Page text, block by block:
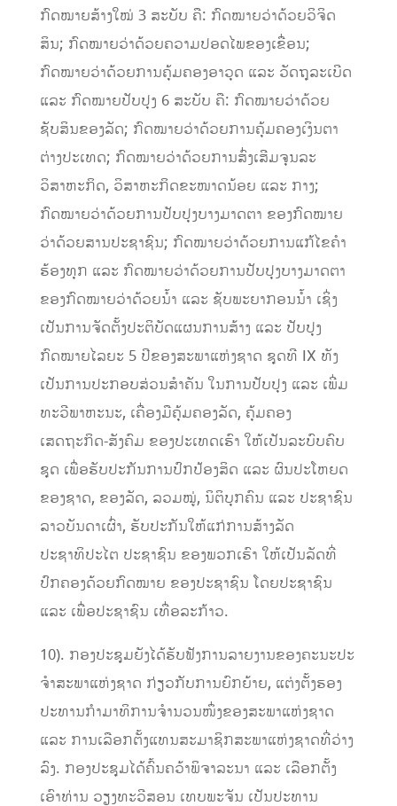
ກົດໝາຍສ້າງໃໝ່ 3 ສະບັບ ຄື: ກົດໝາຍວ່າດ້ວຍວິຈິດ
ສິນ; ກົດໝາຍວ່າດ້ວຍຄວາມປອດໄພຂອງເຂື່ອນ;
ກົດໝາຍວ່າດ້ວຍການຄຸ້ມຄອງອາວຸດ ແລະ ວັດຖຸລະເບີດ
ແລະ ກົດໝາຍປັບປຸງ 6 ສະບັບ ຄື: ກົດໝາຍວ່າດ້ວຍ
ຊັບສິນຂອງລັດ; ກົດໝາຍວ່າດ້ວຍການຄຸ້ມຄອງເງິນຕາ
ຕ່າງປະເທດ; ກົດໝາຍວ່າດ້ວຍການສົ່ງເສີມຈຸນລະ
ວິສາຫະກິດ, ວິສາຫະກິດຂະໜາດນ້ອຍ ແລະ ກາງ;
ກົດໝາຍວ່າດ້ວຍການປັບປຸງບາງມາດຕາ ຂອງກົດໝາຍ
ວ່າດ້ວຍສານປະຊາຊົນ; ກົດໝາຍວ່າດ້ວຍການແກ້ໄຂຄໍາ
ຮ້ອງທຸກ ແລະ ກົດໝາຍວ່າດ້ວຍການປັບປຸງບາງມາດຕາ
ຂອງກົດໝາຍວ່າດ້ວຍນໍ້າ ແລະ ຊັບພະຍາກອນນໍ້າ ເຊິ່ງ
ເປັນການຈັດຕັ້ງປະຕິບັດແຜນການສ້າງ ແລະ ປັບປຸງ
ກົດໝາຍໄລຍະ 5 ປີຂອງສະພາແຫ່ງຊາດ ຊຸດທີ IX ທັງ
ເປັນການປະກອບສ່ວນສຳຄັນ ໃນການປັບປຸງ ແລະ ເພີ່ມ
ທະວີພາຫະນະ, ເຄື່ອງມືຄຸ້ມຄອງລັດ, ຄຸ້ມຄອງ
ເສດຖະກິດ-ສັງຄົມ ຂອງປະເທດເຮົາ ໃຫ້ເປັນລະບົບຄົບ
ຊຸດ ເພື່ອຮັບປະກັນການປົກປ້ອງສິດ ແລະ ຜົນປະໂຫຍດ
ຂອງຊາດ,​ ຂອງລັດ, ລວມໝູ່, ​ນິຕິບຸກຄົນ ແລະ ປະຊາຊົນ
ລາວບັນດາເຜົ່າ, ຮັບປະກັນໃຫ້ແກ່ການສ້າງລັດ
ປະຊາທິປະໄຕ ປະຊາຊົນ ຂອງພວກເຮົາ ໃຫ້ເປັນລັດທີ່
ປົກຄອງດ້ວຍກົດໝາຍ ຂອງປະຊາຊົນ ໂດຍປະຊາຊົນ
ແລະ ເພື່ອປະຊາຊົນ ເທື່ອລະກ້າວ.
10). ກອງປະຊຸມຍັງໄດ້ຮັບຟັງການລາຍງານຂອງຄະນະປະ
ຈໍາສະພາແຫ່ງຊາດ ກ່ຽວກັບການຍົກຍ້າຍ, ແຕ່ງຕັ້ງຮອງ
ປະທານກໍາມາທິການຈໍານວນໜຶ່ງຂອງສະພາແຫ່ງຊາດ
ແລະ ການເລືອກຕັ້ງແທນສະມາຊິກສະພາແຫ່ງຊາດທີ່ວ່າງ
ລົງ. ກອງປະຊຸມໄດ້ຄົ້ນຄວ້າພິຈາລະນາ ແລະ ເລືອກຕັ້ງ
ເອົາທ່ານ ວຽງທະວີສອນ ເທບພະຈັນ ເປັນປະທານ